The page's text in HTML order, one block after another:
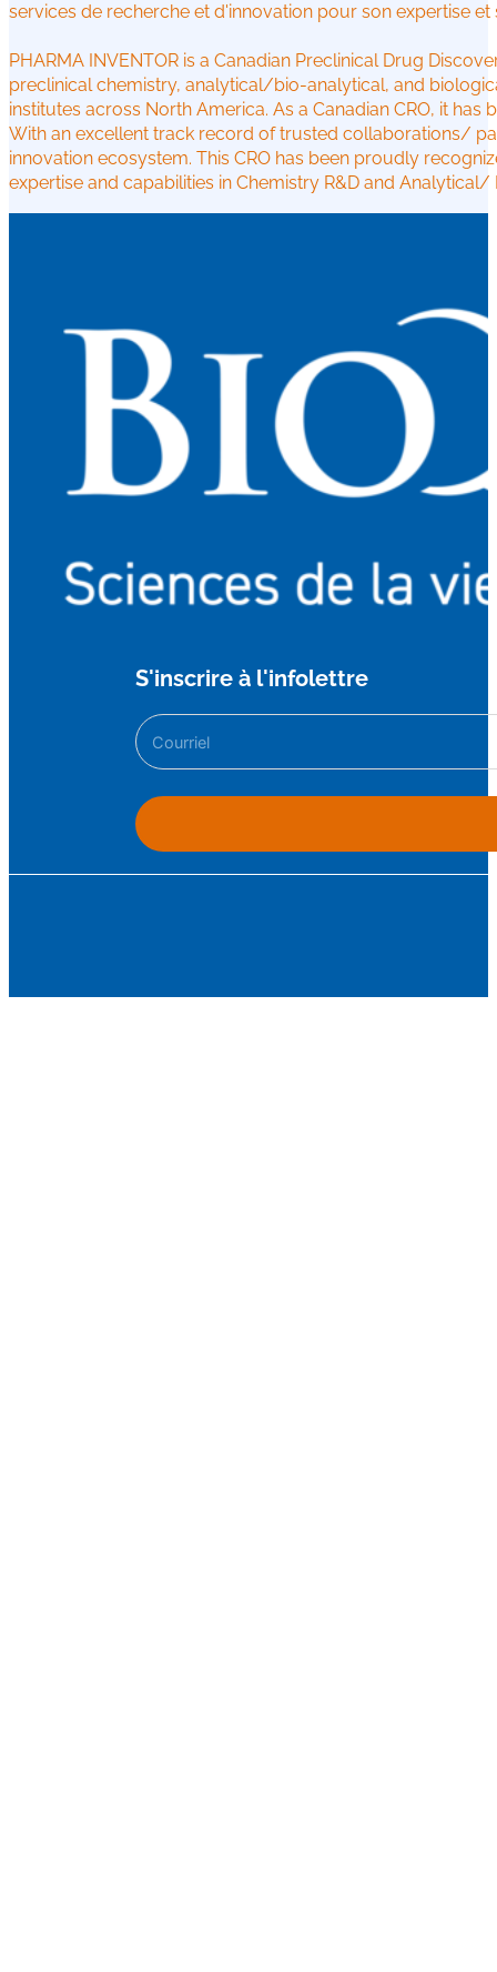
services de recherche et d'innovation pour son expertise
PHARMA INVENTOR is a Canadian Preclinical Drug
preclinical chemistry, analytical/bio-analytical, and
institutes across North America. As a Canadian CRO, it
With an excellent track record of trusted collaborations/
innovation ecosystem. This CRO has been proudly
expertise and capabilities in Chemistry R&D and
S'inscrire à l'infolettre